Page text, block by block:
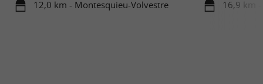
12,0 km - Montesquieu-Volvestre 16,9 km